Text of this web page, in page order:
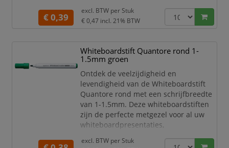
brengen een nieuwe dimensie van
helderheid en gemak in uw
Met een inkt op alcoholbasis bieden
deze stiften een soepele, gelijkmatige
schrijfervaring die moeiteloos over het
whiteboard glijdt. Of u nu not
€ 0,39
excl. BTW per Stuk
€ 0,47 incl. 21% BTW
Whiteboardstift Quantore rond 1-
1.5mm groen
Ontdek de veelzijdigheid en
levendigheid van de Whiteboardstift
Quantore rond met een schrijfbreedte
van 1-1.5mm. Deze whiteboardstiften
zijn de perfecte metgezel voor al uw
whiteboardpresentaties,
brengen een nieuwe dimensie van
excl. BTW per Stuk